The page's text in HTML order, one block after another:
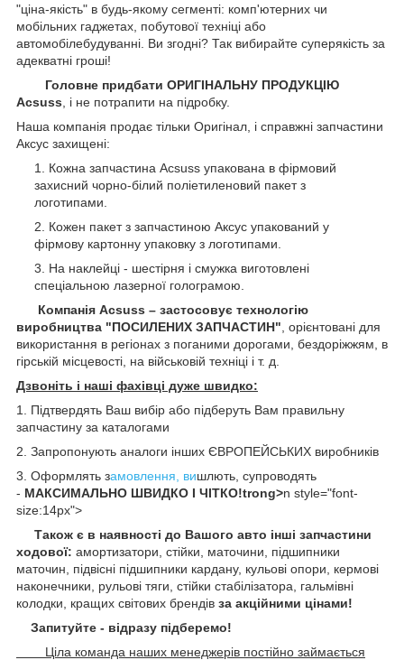
"ціна-якість" в будь-якому сегменті: комп'ютерних чи
мобільних гаджетах, побутової техніці або
автомобілебудуванні. Ви згодні? Так вибирайте суперякість за
адекватні гроші!
Головне придбати ОРИГІНАЛЬНУ ПРОДУКЦІЮ
Acsuss , і не потрапити на підробку.
Наша компанія продає тільки Оригінал, і справжні запчастини
Аксус захищені:
Кожна запчастина Acsuss упакована в фірмовий
захисний чорно-білий поліетиленовий пакет з
логотипами.
Кожен пакет з запчастиною Аксус упакований у
фірмову картонну упаковку з логотипами.
На наклейці - шестірня і смужка виготовлені
спеціальною лазерної голограмою.
Компанія Acsuss – застосовує технологію
виробництва "ПОСИЛЕНИХ ЗАПЧАСТИН" , орієнтовані для
використання в регіонах з поганими дорогами, бездоріжжям, в
гірській місцевості, на військовій техніці і т. д.
Дзвоніть і наші фахівці дуже швидко:
1. Підтвердять Ваш вибір або підберуть Вам правильну
запчастину за каталогами
2. Запропонують аналоги інших ЄВРОПЕЙСЬКИХ виробників
3. Оформлять замовлення, вишлють, супроводять
- МАКСИМАЛЬНО ШВИДКО І ЧІТКО!trong>n style="font-
size:14px">
Також є в наявності до Вашого авто інші запчастини
ходової: амортизатори, стійки, маточини, підшипники
маточин, підвісні підшипники кардану, кульові опори, кермові
наконечники, рульові тяги, стійки стабілізатора, гальмівні
колодки, кращих світових брендів за акційними цінами!
Запитуйте - відразу підберемо!
Ціла команда наших менеджерів постійно займається